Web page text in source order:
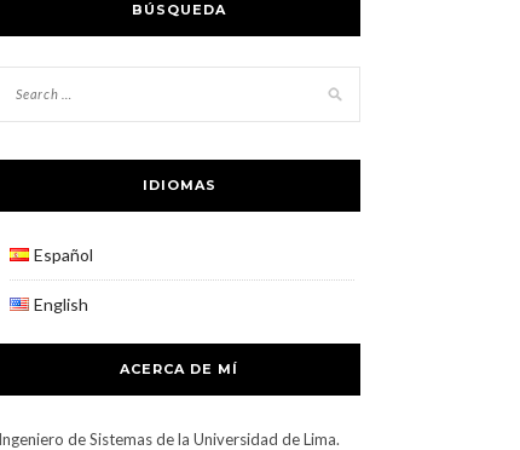
BÚSQUEDA
IDIOMAS
Español
English
ACERCA DE MÍ
Ingeniero de Sistemas de la Universidad de Lima.